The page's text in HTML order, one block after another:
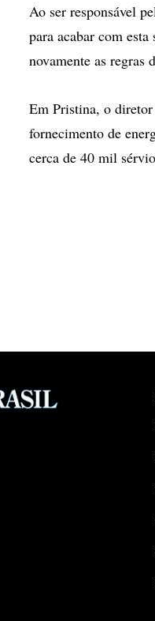
Ao ser responsável
para acabar com
novamente as regras
Em Pristina, o
fornecimento de
cerca de 40 mil